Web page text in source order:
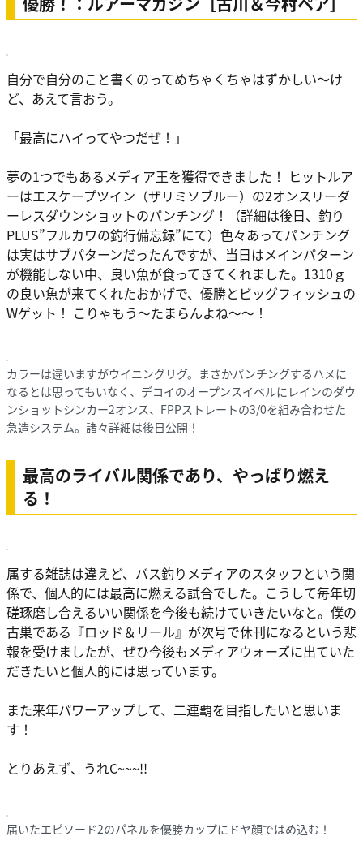
自分で自分のこと書くのってめちゃくちゃはずかしい～け
ど、あえて言おう。
「最高にハイってやつだぜ！」
夢の1つでもあるメディア王を獲得できました！ ヒットルア
ーはエスケープツイン（ザリミソブルー）の2オンスリーダ
ーレスダウンショットのパンチング！（詳細は後日、釣り
PLUS”フルカワの釣行備忘録”にて）色々あってパンチング
は実はサブパターンだったんですが、当日はメインパターン
が機能しない中、良い魚が食ってきてくれました。1310ｇ
の良い魚が来てくれたおかげで、優勝とビッグフィッシュの
Wゲット！ こりゃもう～たまらんよね～～！
カラーは違いますがウイニングリグ。まさかパンチングするハメに
なるとは思ってもいなく、デコイのオープンスイベルにレインのダウ
ンショットシンカー2オンス、FPPストレートの3/0を組み合わせた
急造システム。諸々詳細は後日公開！
最高のライバル関係であり、やっぱり燃え
る！
属する雑誌は違えど、バス釣りメディアのスタッフという関
係で、個人的には最高に燃える試合でした。こうして毎年切
磋琢磨し合えるいい関係を今後も続けていきたいなと。僕の
古巣である『ロッド＆リール』が次号で休刊になるという悲
報を受けましたが、ぜひ今後もメディアウォーズに出ていた
だきたいと個人的には思っています。
また来年パワーアップして、二連覇を目指したいと思いま
す！
とりあえず、うれC~~~!!
届いたエピソード2のパネルを優勝カップにドヤ顔ではめ込む！